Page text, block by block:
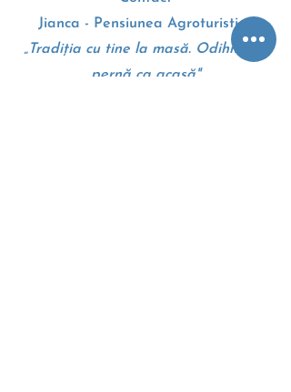
Jianca - Pensiunea Agroturistica
„Tradiția cu tine la masă. Odihnă pe
pernă ca acasă"